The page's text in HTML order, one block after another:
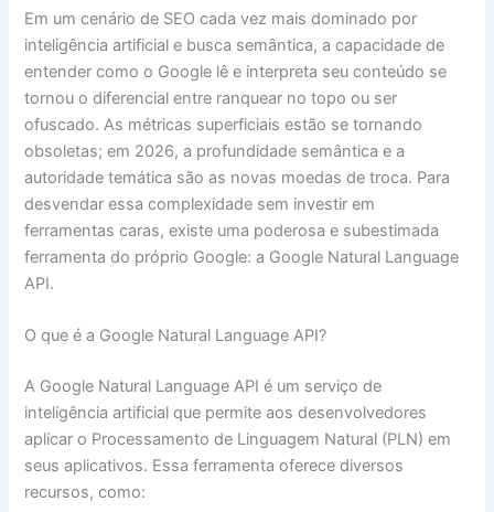
Em um cenário de SEO cada vez mais dominado por
inteligência artificial e busca semântica, a capacidade de
entender como o Google lê e interpreta seu conteúdo se
tornou o diferencial entre ranquear no topo ou ser
ofuscado. As métricas superficiais estão se tornando
obsoletas; em 2026, a profundidade semântica e a
autoridade temática são as novas moedas de troca. Para
desvendar essa complexidade sem investir em
ferramentas caras, existe uma poderosa e subestimada
ferramenta do próprio Google: a Google Natural Language
API.
O que é a Google Natural Language API?
A Google Natural Language API é um serviço de
inteligência artificial que permite aos desenvolvedores
aplicar o Processamento de Linguagem Natural (PLN) em
seus aplicativos. Essa ferramenta oferece diversos
recursos, como: